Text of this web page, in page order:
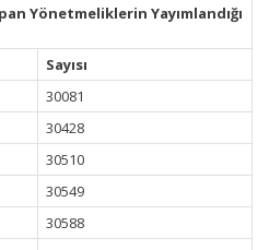
Yönetmeliklerin Yayımlandığı
Sayısı
30081
30428
30510
30549
30588